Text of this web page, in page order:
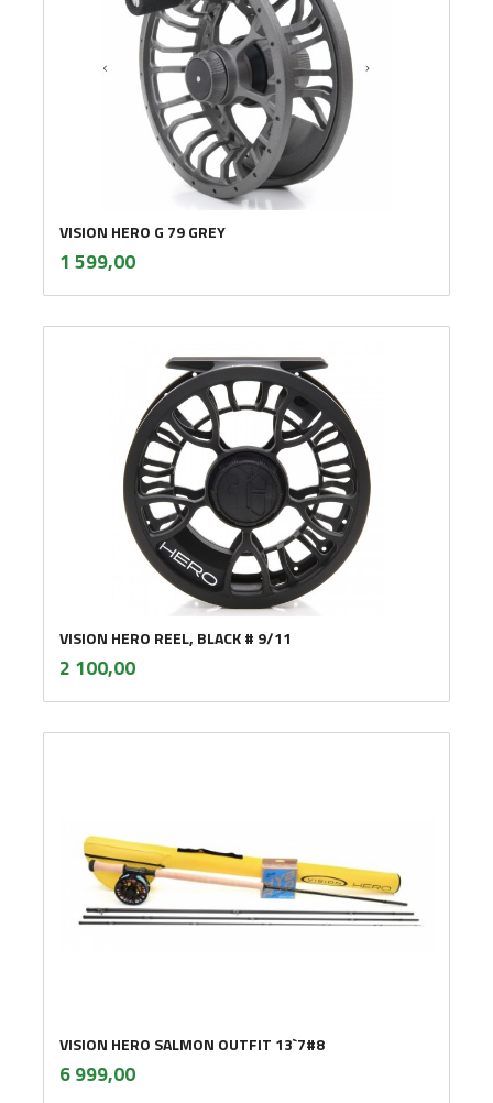
VISION HERO G 79 GREY
Pris
1 599,00mva.
VISION HERO REEL, BLACK # 9/11
Pris
2 100,00mva.
VISION HERO SALMON OUTFIT 13`7#8
Pris
6 999,00mva.